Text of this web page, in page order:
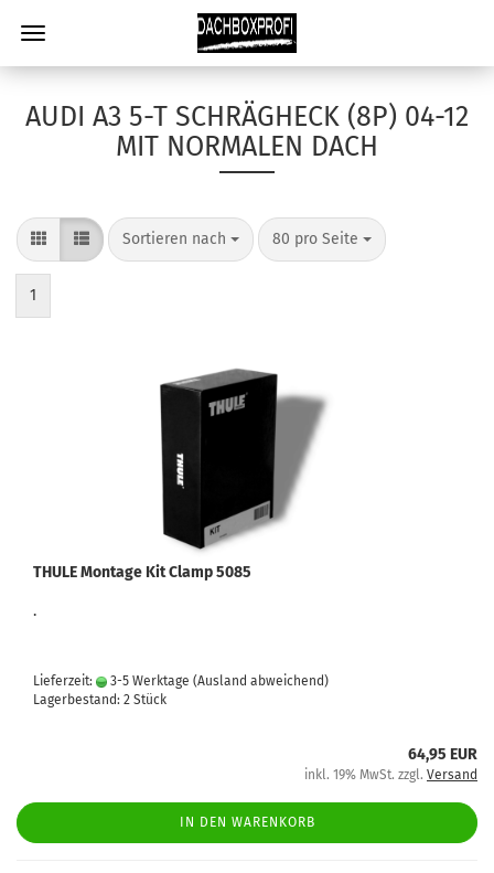
AUDI A3 5-T SCHRÄGHECK (8P) 04-12
MIT NORMALEN DACH
Sortieren nach 80 pro Seite
1
THULE Montage Kit Clamp 5085
.
Lieferzeit: 3-5 Werktage (Ausland abweichend)
Lagerbestand: 2 Stück
64,95 EUR
inkl. 19% MwSt. zzgl. Versand
IN DEN WARENKORB